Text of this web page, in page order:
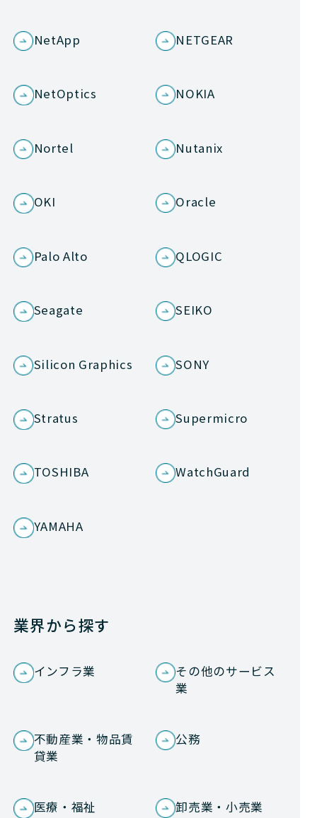
NetApp NETGEAR
NetOptics NOKIA
Nortel Nutanix
OKI Oracle
Palo Alto QLOGIC
Seagate SEIKO
Silicon Graphics SONY
Stratus Supermicro
TOSHIBA WatchGuard
YAMAHA
業界から探す
インフラ業
その他のサービス
業
不動産業・物品賃
貸業
公務
医療・福祉 卸売業・小売業